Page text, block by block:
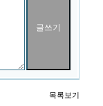
목록보기